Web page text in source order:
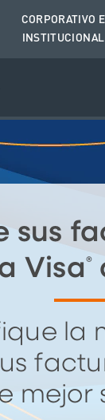
CORPORATIVO E
INSTITUCIONAL
sus
Visa®
la
mejor